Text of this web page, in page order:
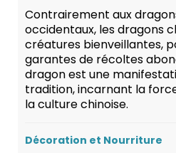
Contrairement aux
occidentaux, les dragons
créatures bienveillantes,
garantes de récoltes
dragon est une
tradition, incarnant la
la culture chinoise.
Décoration et Nourriture